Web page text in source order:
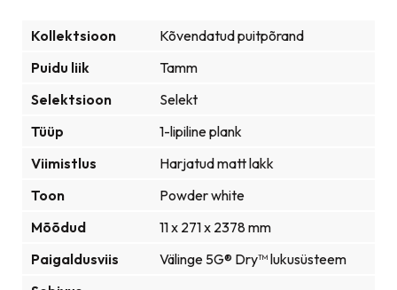
Kollektsioon
Kõvendatud puitpõrand
Puidu liik
Tamm
Selektsioon
Selekt
Tüüp
1-lipiline plank
Viimistlus
Harjatud matt lakk
Toon
Powder white
Mõõdud
11 x 271 x 2378 mm
Paigaldusviis
Välinge 5G® Dry™ lukusüsteem